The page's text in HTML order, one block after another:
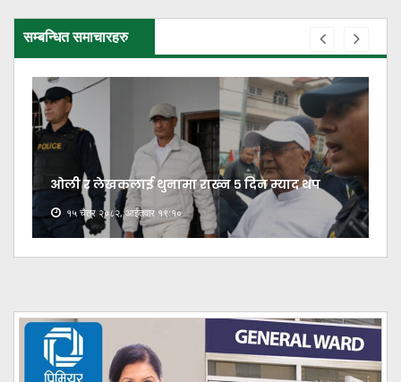
सम्बन्धित समाचारहरु
ओली र लेखकलाई थुनामा राख्न ५ दिन म्याद थप
१५ चैत्र २०८२, आईतवार १९:१०